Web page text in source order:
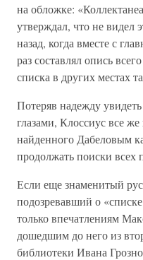
на обложке:
утверждал, что не видел
назад, когда вместе с
раз составлял опись
списка в других местах
Потеряв надежду
глазами, Клоссиус все
найденного Дабеловым
продолжать поиски
Если еще знаменитый
подозревавший о
только впечатлениям
дошедшим до него из
библиотеки Ивана